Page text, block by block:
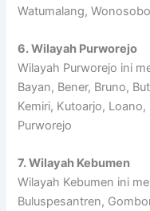
Watumalang, Wonosobo
6. Wilayah Purworejo
Wilayah Purworejo ini
Bayan, Bener, Bruno,
Kemiri, Kutoarjo,
Purworejo
7. Wilayah Kebumen
Wilayah Kebumen ini
Buluspesantren,